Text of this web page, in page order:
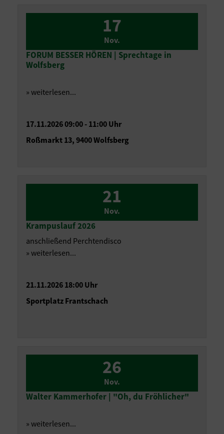
17
Nov.
FORUM BESSER HÖREN | Sprechtage in
Wolfsberg
» weiterlesen...
17.11.2026 09:00 - 11:00 Uhr
Roßmarkt 13, 9400 Wolfsberg
21
Nov.
Krampuslauf 2026
anschließend Perchtendisco
» weiterlesen...
21.11.2026 18:00 Uhr
Sportplatz Frantschach
26
Nov.
Walter Kammerhofer | "Oh, du Fröhlicher"
» weiterlesen...